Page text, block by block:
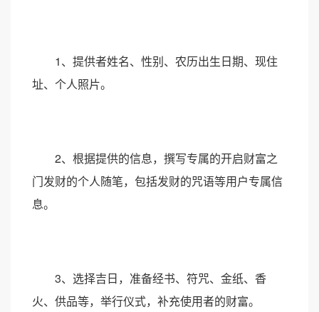
1、提供者姓名、性别、农历出生日期、现住
址、个人照片。
2、根据提供的信息，撰写专属的开启财富之
门发财的个人随笔，包括发财的咒语等用户专属信
息。
3、选择吉日，准备经书、符咒、金纸、香
火、供品等，举行仪式，补充使用者的财富。